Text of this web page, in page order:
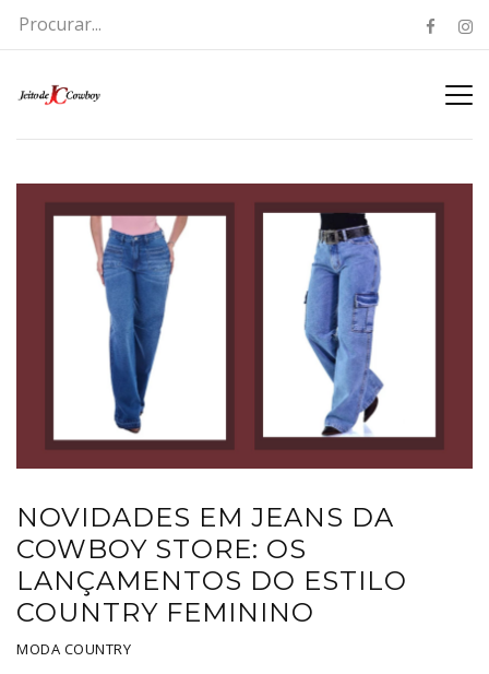
NOVIDADES EM JEANS DA
COWBOY STORE: OS
LANÇAMENTOS DO ESTILO
COUNTRY FEMININO
MODA COUNTRY